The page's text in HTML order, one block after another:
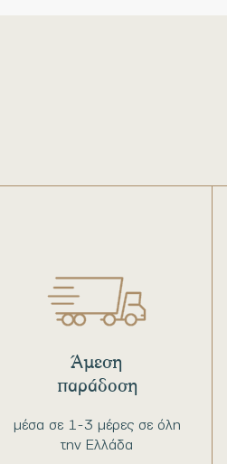
μέσα σε 1-3 μέρες σε όλη
την Ελλάδα
Άμεση
παράδοση